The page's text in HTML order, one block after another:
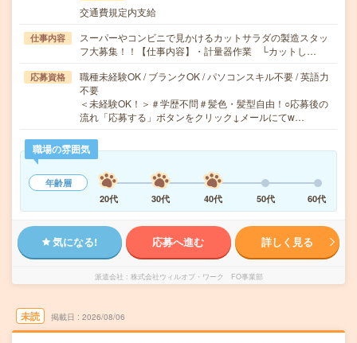
交通費規定内支給
仕事内容
スーパーやコンビニで見かけるカットサラダの製造スタッ
フ大募集！！【仕事内容】・計量器作業 └カットし…
応募資格
職種未経験OK / ブランクOK / パソコンスキル不要 / 英語力
不要
＜未経験OK！＞＃学歴不問＃髪色・髪型自由！○応募後の
流れ「応募する」ボタンをクリック↓メールにてw…
職場の雰囲気
年齢層
20代
30代 40代 50代 60代
気になる! 応募へ進む 詳しく見る
派遣会社 株式会社ウィルオブ・ワーク FO事業部
未読 掲載日 2026/08/06